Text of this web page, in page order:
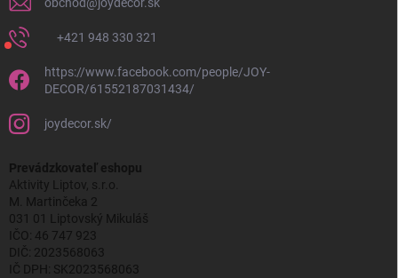
obchod@joydecor.sk
+421 948 330 321
https://www.facebook.com/people/JOY-
DECOR/61552187031434/
joydecor.sk/
Prevádzkovateľ eshopu
Aktivity Liptov, s.r.o.
M. Martinčeka 2
031 01 Liptovský Mikuláš
IČO: 46 747 923
DIČ: 2023568063
IČ DPH: SK2023568063